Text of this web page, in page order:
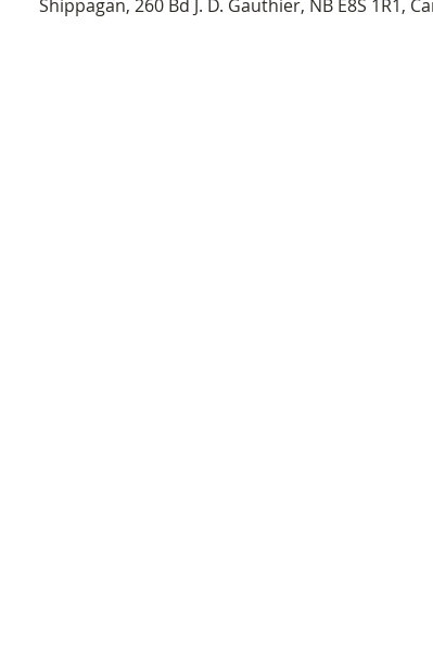
Shippagan, 260 Bd J. D. Gauthier, NB E8S 1R1,